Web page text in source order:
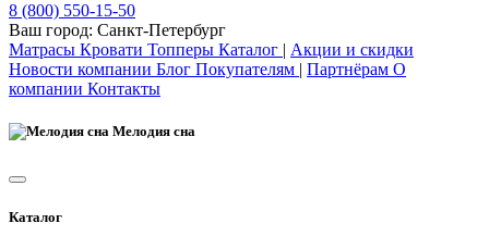
8 (800) 550-15-50
Ваш город: Санкт-Петербург
Матрасы Кровати Топперы Каталог | Акции и скидки
Новости компании Блог Покупателям | Партнёрам О
компании Контакты
Мелодия сна
Каталог